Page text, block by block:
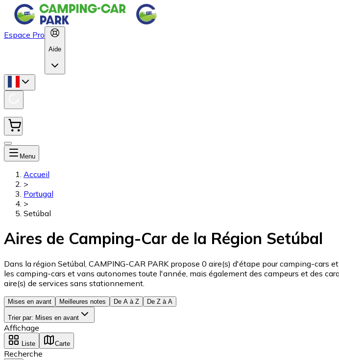
Espace Pro
Aide
Menu
Accueil
>
Portugal
>
Setúbal
Aires de Camping-Car de la Région Setúbal
Dans la région Setúbal, CAMPING-CAR PARK propose 0 aire(s) d'étape pour camping-
les camping-cars et vans autonomes toute l'année, mais également des campeurs et des
aire(s) de services sans stationnement.
Mises en avant Meilleures notes De A à Z De Z à A
Trier par: Mises en avant
Affichage
Liste Carte
Recherche